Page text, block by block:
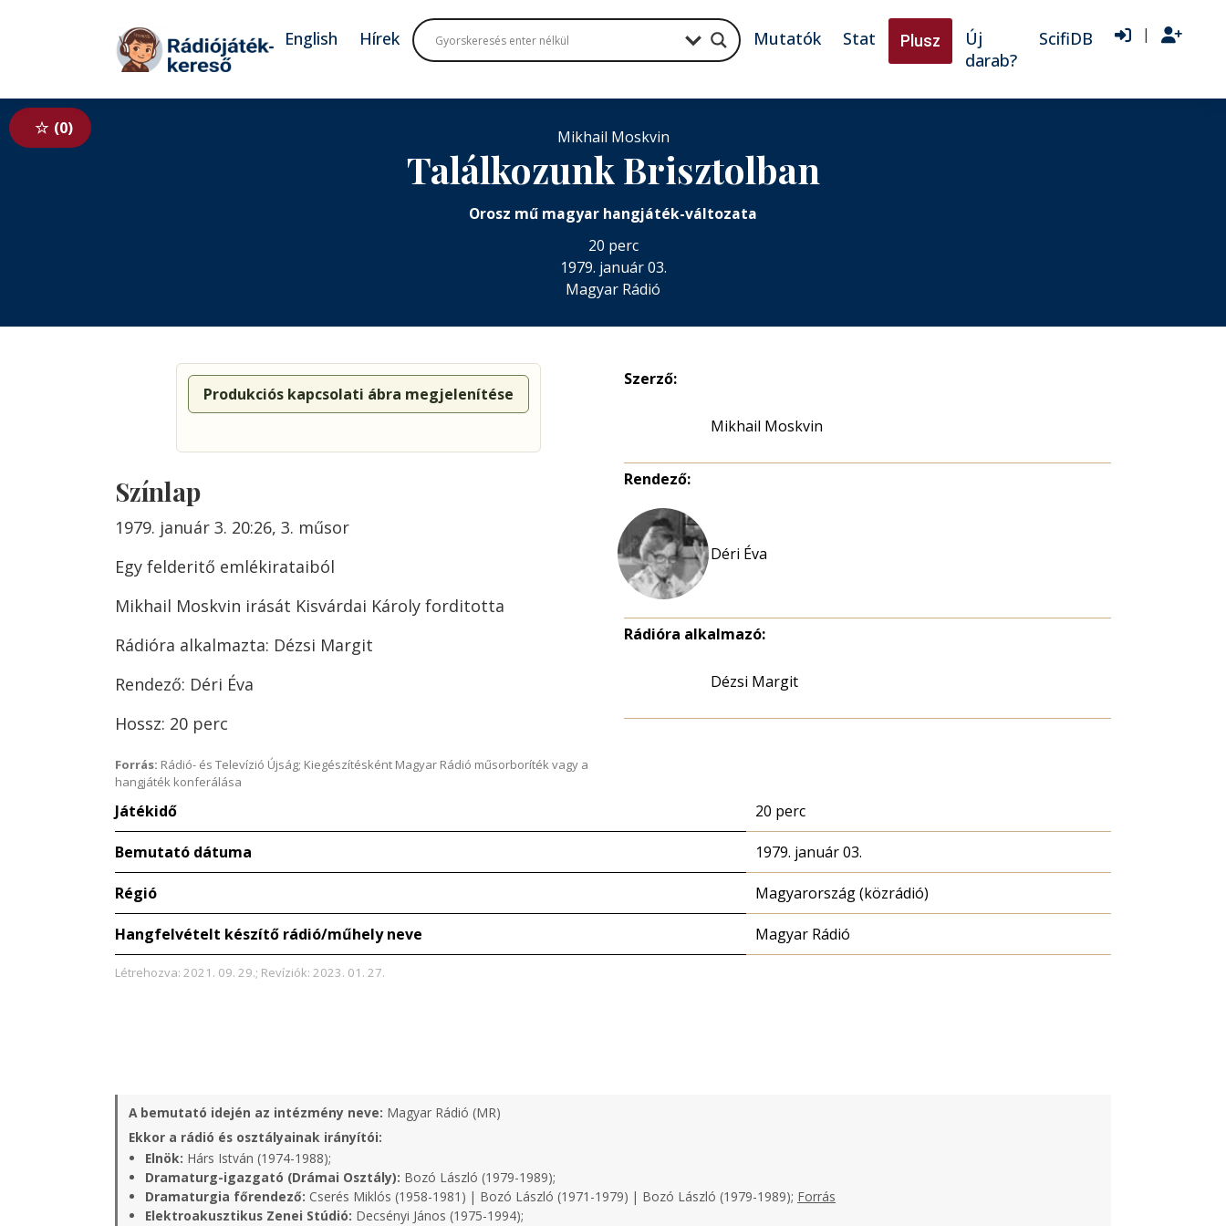
Tovább a tartalomhoz
English Hírek Mutatók Stat Plusz
Új
darab?
ScifiDB |
0 Mikhail Moskvin
Találkozunk Brisztolban
Orosz mű magyar hangjáték-változata
20 perc
1979. január 03.
Magyar Rádió
Produkciós kapcsolati ábra megjelenítése
Színlap
1979. január 3. 20:26, 3. műsor
Egy felderitő emlékirataiból
Mikhail Moskvin irását Kisvárdai Károly forditotta
Rádióra alkalmazta: Dézsi Margit
Rendező: Déri Éva
Hossz: 20 perc
Forrás: Rádió- és Televízió Újság; Kiegészítésként Magyar Rádió műsorboríték vagy a
hangjáték konferálása
Szerző:
Mikhail Moskvin
Rendező:
Déri Éva
Rádióra alkalmazó:
Dézsi Margit
Játékidő 20 perc
Bemutató dátuma 1979. január 03.
Régió Magyarország (közrádió)
Hangfelvételt készítő rádió/műhely neve Magyar Rádió
Létrehozva: 2021. 09. 29.; Revíziók: 2023. 01. 27.
A bemutató idején az intézmény neve: Magyar Rádió (MR)
Ekkor a rádió és osztályainak irányítói:
Elnök: Hárs István (1974-1988);
Dramaturg-igazgató (Drámai Osztály): Bozó László (1979-1989);
Dramaturgia főrendező: Cserés Miklós (1958-1981) | Bozó László (1971-1979) | Bozó László (1979-1989); Forrás
Elektroakusztikus Zenei Stúdió: Decsényi János (1975-1994);